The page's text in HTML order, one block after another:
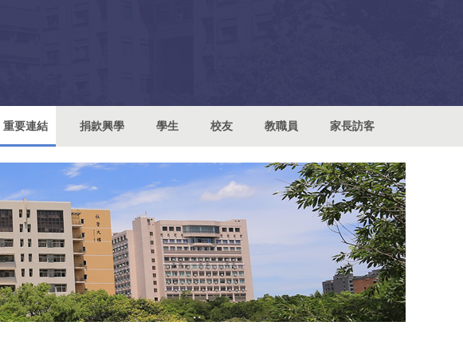
重要連結 捐款興學 學生 校友 教職員 家長訪客